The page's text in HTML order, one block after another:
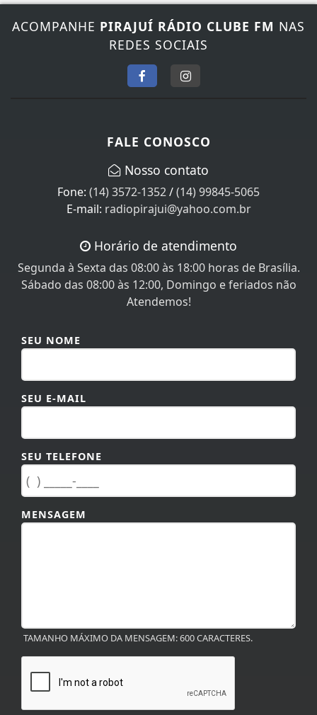
ACOMPANHEPIRAJUÍ RÁDIO CLUBE FMNAS
REDES SOCIAIS
(14) 3572-1352/(14) 99845-5065
E-mail:radiopirajui@yahoo.com.br
Segunda à Sexta das 08:00 às 18:00 horas de Brasília.
Sábado das 08:00 às 12:00, Domingo e feriados não
Atendemos!
SEU E-MAIL
SEU TELEFONE
MENSAGEM